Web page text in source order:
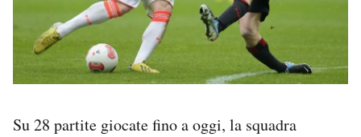
Su 28 partite giocate fino a oggi, la squadra